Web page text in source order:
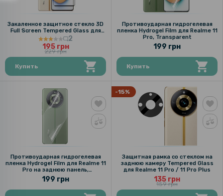
Закаленное защитное стекло 3D
Full Screen Tempered Glass для
Realme 11 Pro / 11 Pro Plus, Black
2
195 грн
229 грн
Купить
Противоударная гидрогелевая
пленка Hydrogel Film для Realme 11
Pro, Transparent
199 грн
Купить
Противоударная гидрогелевая
пленка Hydrogel Film для Realme 11
Pro на заднюю панель,
Transparent
199 грн
-15%
Защитная рамка со стеклом на
заднюю камеру Tempered Glass
для Realme 11 Pro / 11 Pro Plus
135 грн
159 грн